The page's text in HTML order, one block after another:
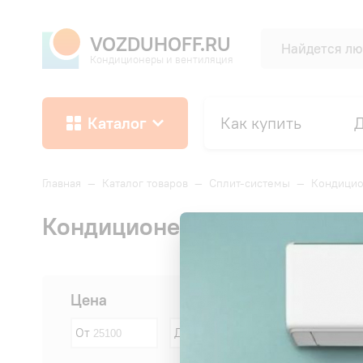
VOZDUHOFF.RU
Кондиционеры и вентиляция
Каталог Как купить
Главная — Каталог товаров — Сплит-системы —
Кондиционеры Energolux
Цена
От До